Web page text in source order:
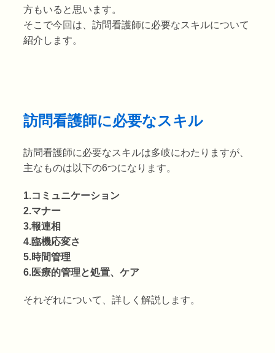
方もいると思います。
そこで今回は、訪問看護師に必要なスキルについて
紹介します。
訪問看護師に必要なスキル
訪問看護師に必要なスキルは多岐にわたりますが、
主なものは以下の6つになります。
1.コミュニケーション
2.マナー
3.報連相
4.臨機応変さ
5.時間管理
6.医療的管理と処置、ケア
それぞれについて、詳しく解説します。